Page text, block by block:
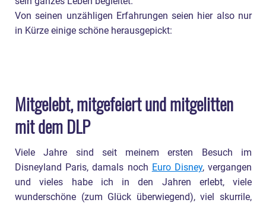
Von seinen unzähligen Erfahrungen seien hier also nur
in Kürze einige schöne herausgepickt:
Mitgelebt, mitgefeiert und mitgelitten
mit dem DLP
Viele Jahre sind seit meinem ersten Besuch im
Disneyland Paris, damals noch Euro Disney, vergangen
und vieles habe ich in den Jahren erlebt, viele
wunderschöne (zum Glück überwiegend), viel skurrile,